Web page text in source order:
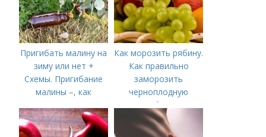
Пригибать малину на
зиму или нет +
Схемы. Пригибание
малины –, как
когда
Как морозить рябину.
Как правильно
заморозить
черноплодную
рябину